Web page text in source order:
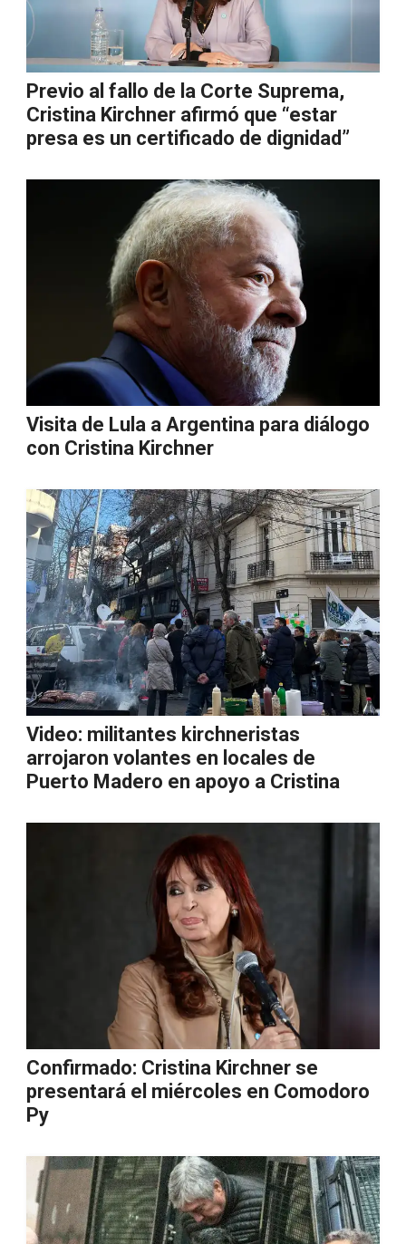
Previo al fallo de la Corte Suprema,
Cristina Kirchner afirmó que “estar
presa es un certificado de dignidad”
Visita de Lula a Argentina para diálogo
con Cristina Kirchner
Video: militantes kirchneristas
arrojaron volantes en locales de
Puerto Madero en apoyo a Cristina
Confirmado: Cristina Kirchner se
presentará el miércoles en Comodoro
Py